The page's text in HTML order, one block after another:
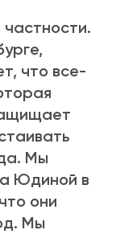
частности.
что все-
Мы
Юдиной в
они
Мы